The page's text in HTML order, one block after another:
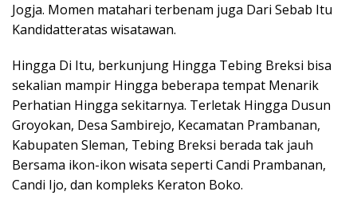
Jogja. Momen matahari terbenam juga Dari Sebab Itu
Kandidatteratas wisatawan.
Hingga Di Itu, berkunjung Hingga Tebing Breksi bisa
sekalian mampir Hingga beberapa tempat Menarik
Perhatian Hingga sekitarnya. Terletak Hingga Dusun
Groyokan, Desa Sambirejo, Kecamatan Prambanan,
Kabupaten Sleman, Tebing Breksi berada tak jauh
Bersama ikon-ikon wisata seperti Candi Prambanan,
Candi Ijo, dan kompleks Keraton Boko.